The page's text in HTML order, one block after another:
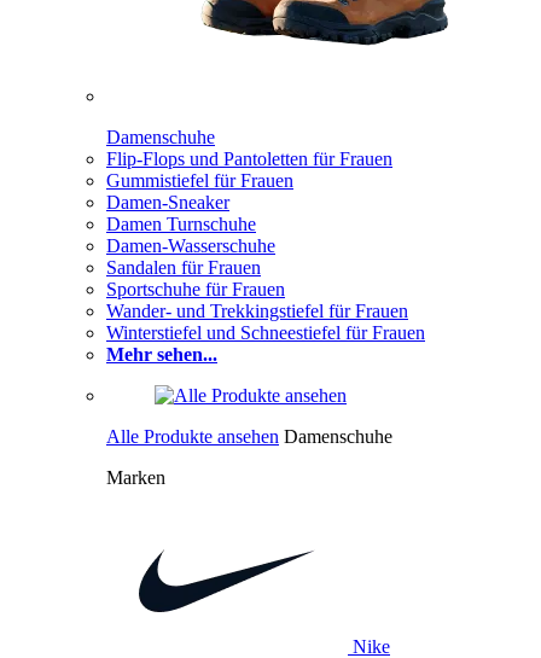
Damenschuhe
Flip-Flops und Pantoletten für Frauen
Gummistiefel für Frauen
Damen-Sneaker
Damen Turnschuhe
Damen-Wasserschuhe
Sandalen für Frauen
Sportschuhe für Frauen
Wander- und Trekkingstiefel für Frauen
Winterstiefel und Schneestiefel für Frauen
Mehr sehen...
Alle Produkte ansehen Damenschuhe
Marken
Nike